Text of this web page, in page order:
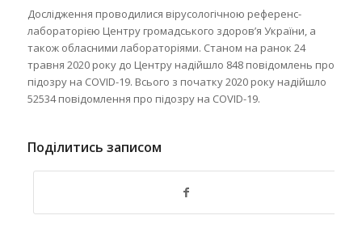
Дослідження проводилися вірусологічною референс-
лабораторією Центру громадського здоров’я України, а
також обласними лабораторіями. Станом на ранок 24
травня 2020 року до Центру надійшло 848 повідомлень про
підозру на COVID-19. Всього з початку 2020 року надійшло
52534 повідомлення про підозру на COVID-19.
Поділитись записом